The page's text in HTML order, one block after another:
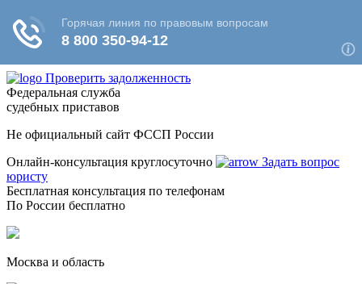
Проверить задолженность
Федеральная служба
судебных приставов
Не официальный сайт ФССП России
Онлайн-консультация круглосуточно
Задать вопрос
юристу
Бесплатная консультация по телефонам
По России бесплатно
Москва и область